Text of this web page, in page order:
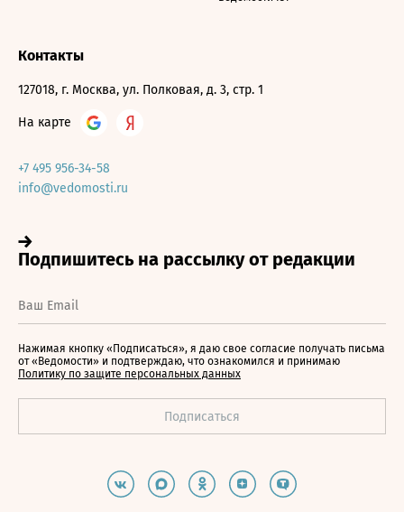
Контакты
127018, г. Москва, ул. Полковая, д. 3, стр. 1
На карте
+7 495 956-34-58
info@vedomosti.ru
Нажимая кнопку «Подписаться», я даю свое согласие получать письма
от «Ведомости» и подтверждаю, что ознакомился и принимаю
Политику по защите персональных данных